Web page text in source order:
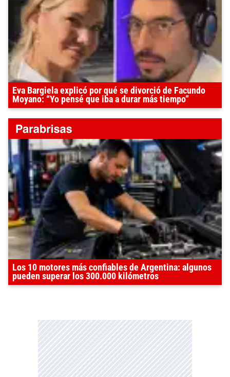
Eva Bargiela explicó por qué se divorció de Facundo
Moyano: “Yo pensé que iba a durar más tiempo”
Los 10 motores más confiables de Argentina: algunos
pueden superar los 300.000 kilómetros